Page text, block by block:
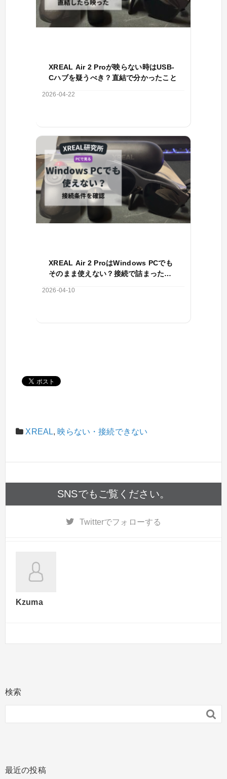
XREAL Air 2 Proが映らない時はUSB-
Cハブを疑うべき？直結で分かったこと
2026-04-22
XREAL Air 2 ProはWindows PCでも
そのまま使えない？接続で詰まった原
2026-04-10
XREAL, 映らない・接続できない
SNSでもご覧ください。
Twitterでフォローする
Kzuma
検索

最近の投稿